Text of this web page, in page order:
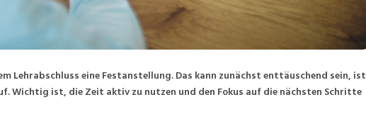
Lehrabschluss eine Festanstellung. Das kann zunächst enttäuschend sein, ist
Wichtig ist, die Zeit aktiv zu nutzen und den Fokus auf die nächsten Schritte